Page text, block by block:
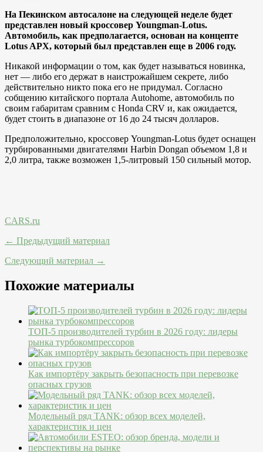
На Пекинском автосалоне на следующей неделе будет
представлен новый кроссовер Youngman-Lotus.
Автомобиль, как предполагается, основан на концепте
Lotus APX, который был представлен еще в 2006 году.
Никакой информации о том, как будет называться новинка,
нет — либо его держат в наистрожайшем секрете, либо
действительно никто пока его не придумал. Cогласно
собщению китайского портала Autohome, автомобиль по
своим габаритам сравним с Honda CRV и, как ожидается,
будет стоить в диапазоне от 16 до 24 тысяч долларов.
Предположительно, кроссовер Youngman-Lotus будет оснащен
турбированными двигателями Harbin Dongan объемом 1,8 и
2,0 литра, также возможен 1,5-литровый 150 сильный мотор.
CARS.ru
← Предыдущий материал
Следующий материал →
Похожие материалы
ТОП-5 производителей турбин в 2026 году: лидеры
рынка турбокомпрессоров
Как импортёру закрыть безопасность при перевозке
опасных грузов
Модельный ряд TANK: обзор всех моделей,
характеристик и цен